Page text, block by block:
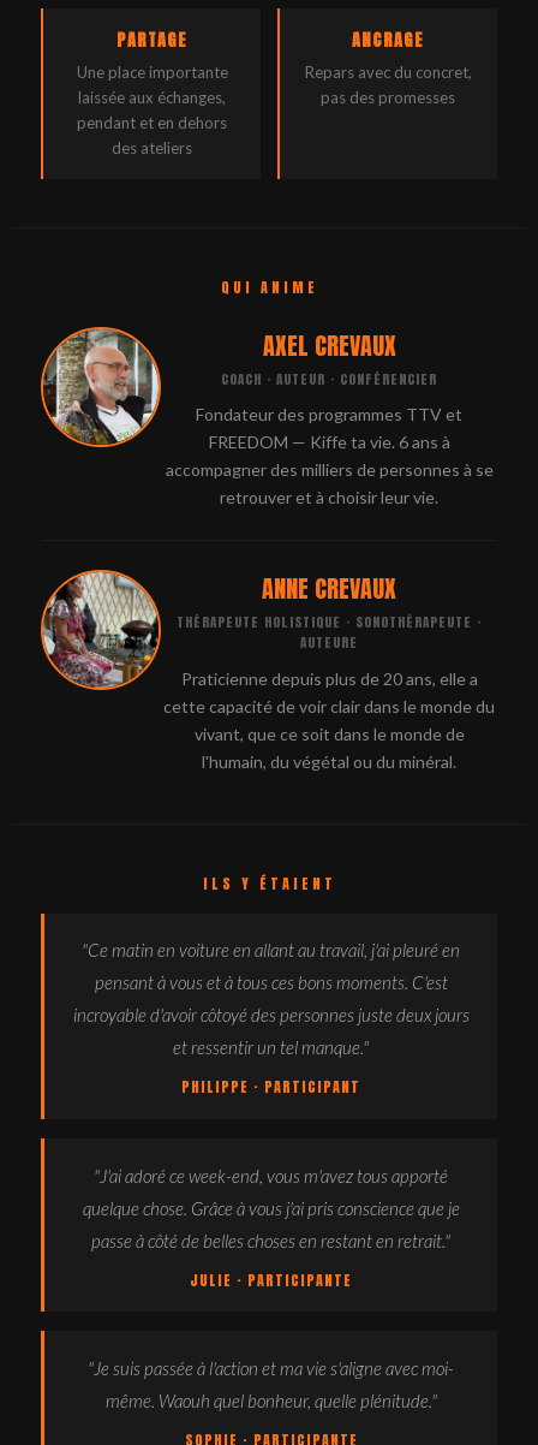
PARTAGE
Une place importante
laissée aux échanges,
pendant et en dehors
des ateliers
ANCRAGE
Repars avec du concret,
pas des promesses
QUI ANIME
AXEL CREVAUX
COACH · AUTEUR · CONFÉRENCIER
Fondateur des programmes TTV et
FREEDOM — Kiffe ta vie. 6 ans à
accompagner des milliers de personnes à se
retrouver et à choisir leur vie.
ANNE CREVAUX
THÉRAPEUTE HOLISTIQUE · SONOTHÉRAPEUTE ·
AUTEURE
Praticienne depuis plus de 20 ans, elle a
cette capacité de voir clair dans le monde du
vivant, que ce soit dans le monde de
l'humain, du végétal ou du minéral.
ILS Y ÉTAIENT
"Ce matin en voiture en allant au travail, j'ai pleuré en
pensant à vous et à tous ces bons moments. C'est
incroyable d'avoir côtoyé des personnes juste deux jours
et ressentir un tel manque."
PHILIPPE · PARTICIPANT
"J'ai adoré ce week-end, vous m'avez tous apporté
quelque chose. Grâce à vous j'ai pris conscience que je
passe à côté de belles choses en restant en retrait."
JULIE · PARTICIPANTE
"Je suis passée à l'action et ma vie s'aligne avec moi-
même. Waouh quel bonheur, quelle plénitude."
SOPHIE · PARTICIPANTE